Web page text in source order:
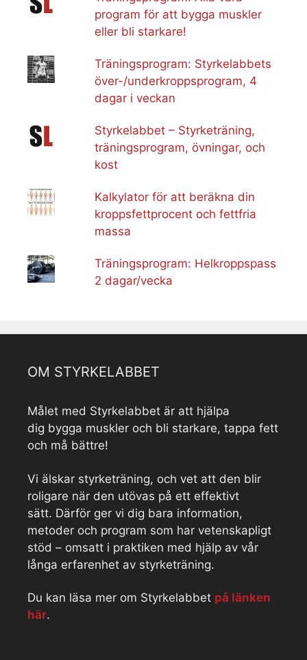
program för att bygga muskler
eller bli starkare!
Träningsprogram: Styrkelabbets
över-/underkroppsprogram, 4
dagar i veckan
Styrkelabbet – Styrketräning,
träningsprogram, övningar, och
kost
Kalkylator för att beräkna din
kroppsfettprocent och fettfria
massa
Träningsprogram: Helkroppspass
2 dagar/vecka
OM STYRKELABBET
Målet med Styrkelabbet är att hjälpa
dig bygga muskler och bli starkare, tappa fett
och må bättre!
Vi älskar styrketräning, och vet att den blir
roligare när den utövas på ett effektivt
sätt. Därför ger vi dig bara information,
metoder och program som har vetenskapligt
stöd – omsatt i praktiken med hjälp av vår
långa erfarenhet av styrketräning.
Du kan läsa mer om Styrkelabbet på länken
här.